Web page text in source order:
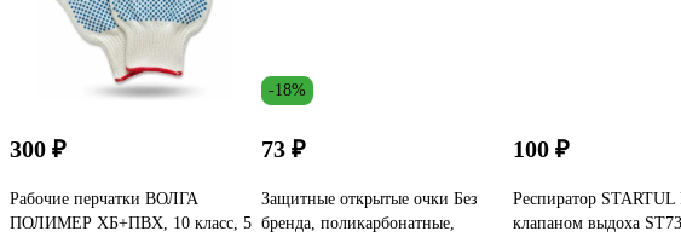
300 ₽
Рабочие перчатки ВОЛГА
ПОЛИМЕР ХБ+ПВХ, 10 класс, 5
-18%
73 ₽
Защитные открытые очки Без
бренда, поликарбонатные,
100 ₽
Респиратор STARTUL
клапаном выдоха